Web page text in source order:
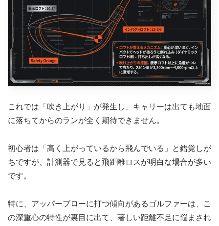
これでは「吹き上がり」が発生し、キャリーは出ても地面
に落ちてからのランが全く期待できません。
初心者は「高く上がっているから飛んでいる」と錯覚しが
ちですが、計測器で見ると飛距離ロスが明白な場合が多い
です。
特に、アッパーブローに打つ傾向があるゴルファーは、こ
の深重心の特性が裏目に出て、著しい距離不足に悩まされ